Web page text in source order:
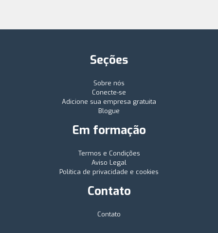
Seções
Sobre nós
Conecte-se
Adicione sua empresa gratuita
Blogue
Em formação
Termos e Condições
Aviso Legal
Política de privacidade e cookies
Contato
Contato